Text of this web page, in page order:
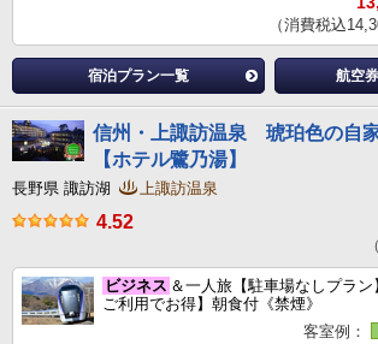
（消費税込
宿泊プラン一覧 航空
信州・上諏訪温泉 琥珀色の自
【ホテル鷺乃湯】
長野県 諏訪湖 上諏訪温泉
4.52
ビジネス ＆一人旅【駐車場なしプラ
ご利用でお得】朝食付《禁煙》
客室例：